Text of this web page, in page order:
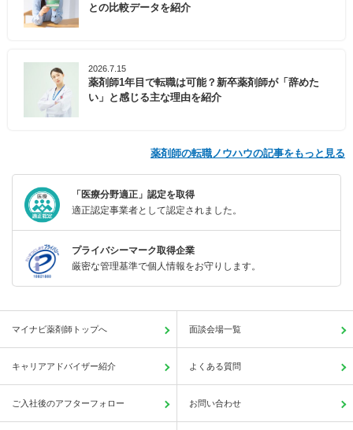
との比較データを紹介
2026.7.15
薬剤師1年目で転職は可能？新卒薬剤師が「辞めた
い」と感じる主な理由を紹介
薬剤師の転職ノウハウの記事をもっと見る
「医療分野適正」認定を取得
適正認定事業者として認定されました。
プライバシーマーク取得企業
厳密な管理基準で個人情報をお守りします。
マイナビ薬剤師トップへ 面談会場一覧
キャリアアドバイザー紹介 よくある質問
ご入社後のアフターフォロー お問い合わせ